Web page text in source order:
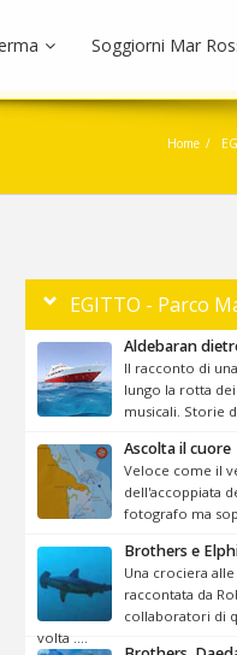
Soggiorni Mar
Home
EGITTO - Parco
Aldebaran
Il racconto di
lungo la rotta
musicali. Storie
Ascolta il cuore
Veloce come il
dell'accoppiata
fotografo ma
Brothers e
Una crociera
raccontata da
collaboratori di
volta ....